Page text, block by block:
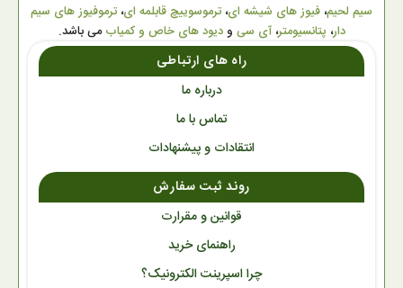
سیم لحیم، فیوز های شیشه ای، ترموسوییچ قابلمه ای، ترموفیوز های سیم
دار، پتانسیومتر،آی سی ودیود های خاص و کمیابمی باشد.
راه های ارتباطی
درباره ما
تماس با ما
انتقادات و پیشنهادات
روند ثبت سفارش
قوانین و مقرارت
راهنمای خرید
چرا اسپرینت الکترونیک؟